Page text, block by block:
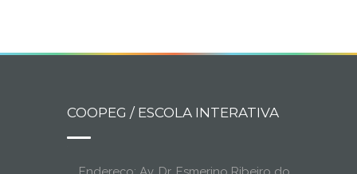
COOPEG / ESCOLA INTERATIVA